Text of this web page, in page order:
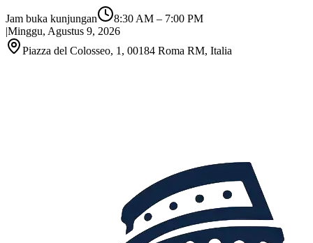
Jam buka kunjungan 8:30 AM – 7:00 PM
|Minggu, Agustus 9, 2026
Piazza del Colosseo, 1, 00184 Roma RM, Italia